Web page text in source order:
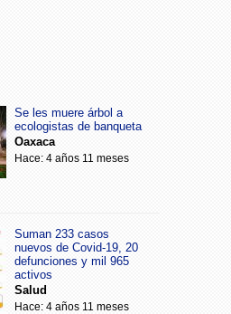
Se les muere árbol a
ecologistas de banqueta
Oaxaca
Hace: 4 años 11 meses
Suman 233 casos
nuevos de Covid-19, 20
defunciones y mil 965
activos
Salud
Hace: 4 años 11 meses